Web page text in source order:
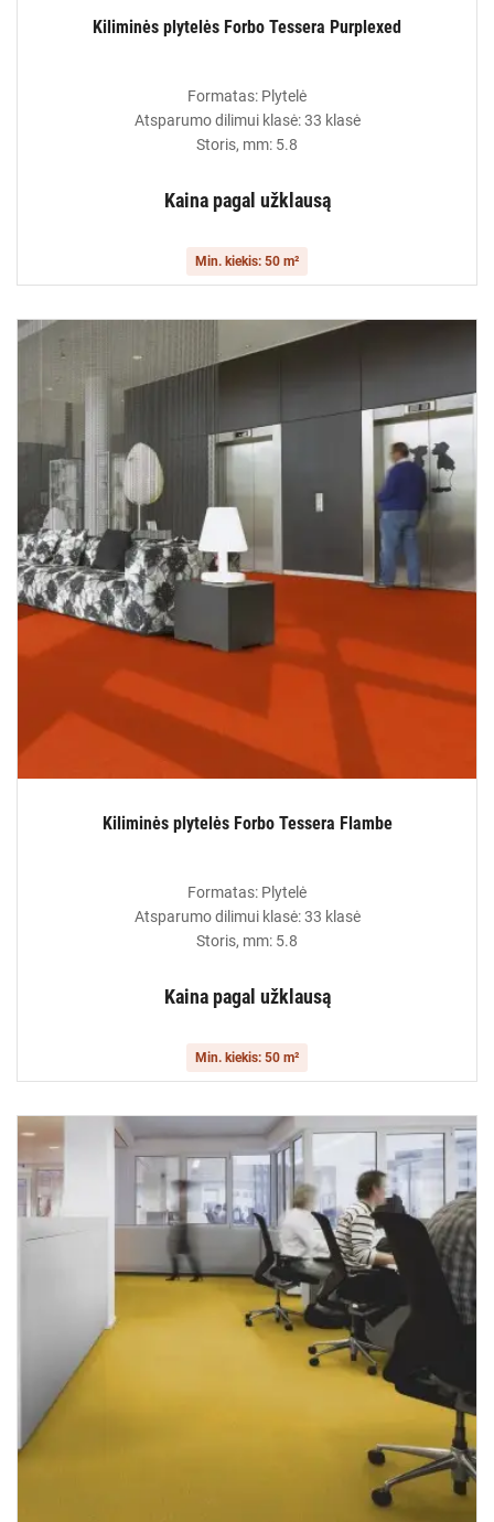
Kiliminės plytelės Forbo Tessera Purplexed
Formatas: Plytelė
Atsparumo dilimui klasė: 33 klasė
Storis, mm: 5.8
Kaina pagal užklausą
Min. kiekis: 50 m²
Kiliminės plytelės Forbo Tessera Flambe
Formatas: Plytelė
Atsparumo dilimui klasė: 33 klasė
Storis, mm: 5.8
Kaina pagal užklausą
Min. kiekis: 50 m²